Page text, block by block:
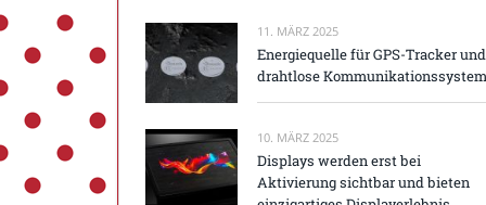
11. MÄRZ 2025
Energiequelle für GPS-Tracker und
drahtlose
10. MÄRZ 2025
Displays werden erst bei
Aktivierung sichtbar und bieten